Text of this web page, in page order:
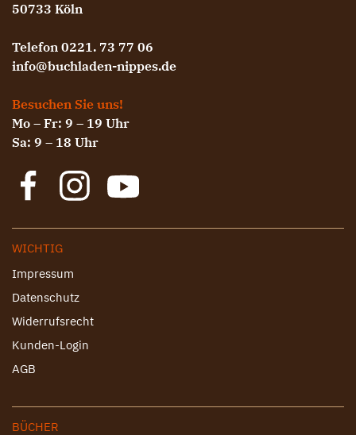
50733 Köln
Telefon 0221. 73 77 06
info@buchladen-nippes.de
Besuchen Sie uns!
Mo – Fr: 9 – 19 Uhr
Sa: 9 – 18 Uhr
WICHTIG
Impressum
Datenschutz
Widerrufsrecht
Kunden-Login
AGB
BÜCHER